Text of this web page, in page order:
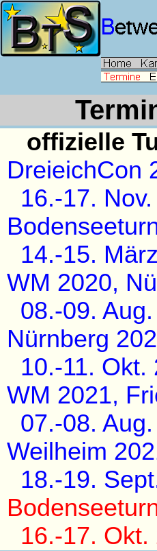
offizielle
DreieichCon
16.-17.
14.-15.
WM 2020,
08.-09.
Nürnberg
10.-11. Okt.
WM 2021,
07.-08.
Weilheim
18.-19.
16.-17. Okt.